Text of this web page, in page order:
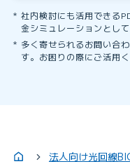
社内検討にも活用できる
金シミュレーションとし
多く寄せられるお問い合わ
す。お困りの際にご活用く
法人向け光回線